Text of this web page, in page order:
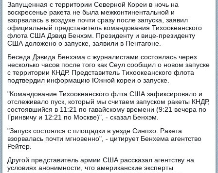
Запущенная с территории Северной Кореи в ночь на
воскресенье ракета не была межконтинентальной и
взорвалась в воздухе почти сразу после запуска, заявил
официальный представитель командования Тихоокеанского
флота США Дэвид Бенхэм. Президенту и вице-президенту
США доложено о запуске, заявили в Пентагоне.
Беседа Дэвида Бенхэма с журналистами состоялась через
несколько часов после того как Сеул сообщил о новом запуске
с территории КНДР. Представитель Тихоокеанского флота
подтвердил информацию Южной кореи о запуске.
"Командование Тихоокеанского флта США зафиксировало и
отслеживало пуск, который мы считаем запуском ракеты КНДР,
состоявшийся в 11:21 по гавайскому времени (9:21 вечера по
Гринвичу и 12:21 по Москве)", - сказал Бенхэм.
"Запуск состоялся с площадки в уезде Синпхо. Ракета
взорвалась почти мгновенно", - цитирует Бенхема агентство
Рейтер.
Другой представитель армии США рассказал агентству на
условиях анонимности, что американские эксперты